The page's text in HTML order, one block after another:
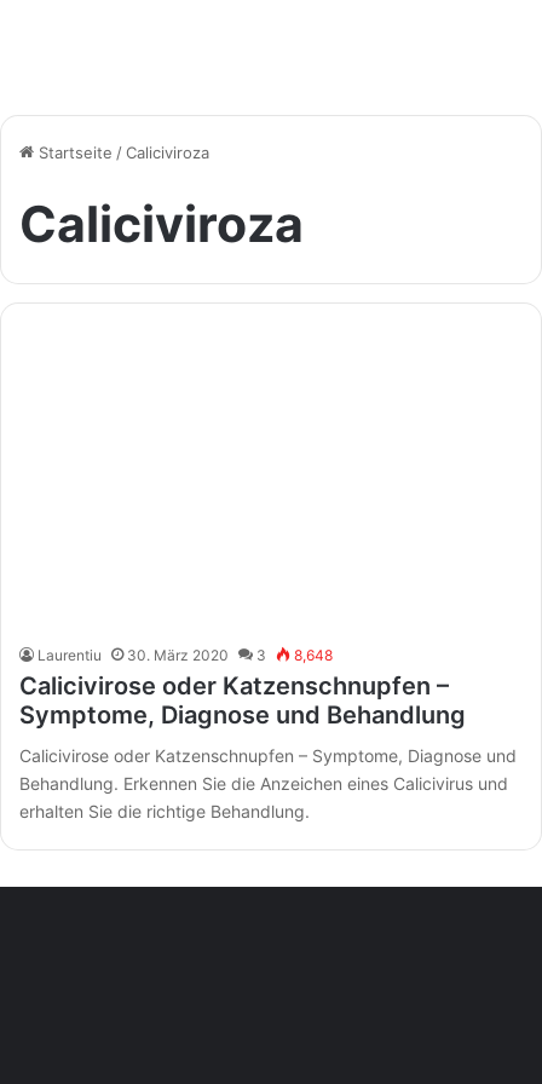
Startseite /Caliciviroza
Caliciviroza
Laurentiu 30. März 2020 3 8,648
Calicivirose oder Katzenschnupfen –
Symptome, Diagnose und Behandlung
Calicivirose oder Katzenschnupfen – Symptome, Diagnose und
Behandlung. Erkennen Sie die Anzeichen eines Calicivirus und
erhalten Sie die richtige Behandlung.